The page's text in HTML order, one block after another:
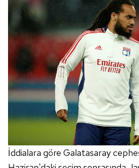
İddialara göre Galatasaray